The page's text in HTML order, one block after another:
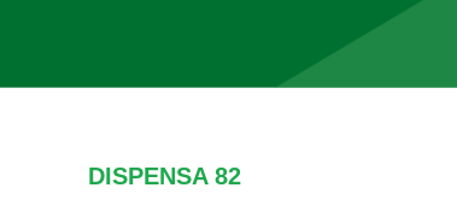
DISPENSA 82